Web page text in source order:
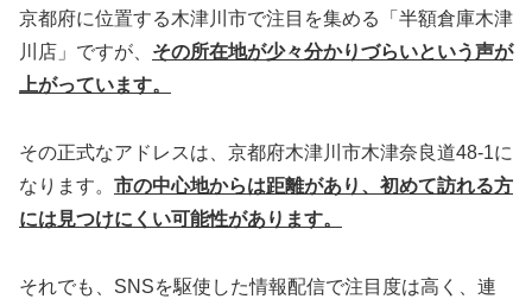
京都府に位置する木津川市で注目を集める「半額倉庫木津
川店」ですが、 その所在地が少々分かりづらいという声が
上がっています。
その正式なアドレスは、京都府木津川市木津奈良道48-1に
なります。 市の中心地からは距離があり、初めて訪れる方
には見つけにくい可能性があります。
それでも、SNSを駆使した情報配信で注目度は高く、連